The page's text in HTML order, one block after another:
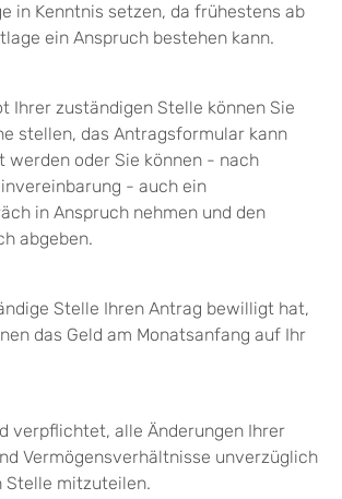
in Kenntnis setzen, da frühestens ab
ein Anspruch bestehen kann.
Ihrer zuständigen Stelle können Sie
stellen, das Antragsformular kann
werden oder Sie können - nach
- auch ein
in Anspruch nehmen und den
abgeben.
Stelle Ihren Antrag bewilligt hat,
das Geld am Monatsanfang auf Ihr
verpflichtet, alle Änderungen Ihrer
Vermögensverhältnisse unverzüglich
Stelle mitzuteilen.